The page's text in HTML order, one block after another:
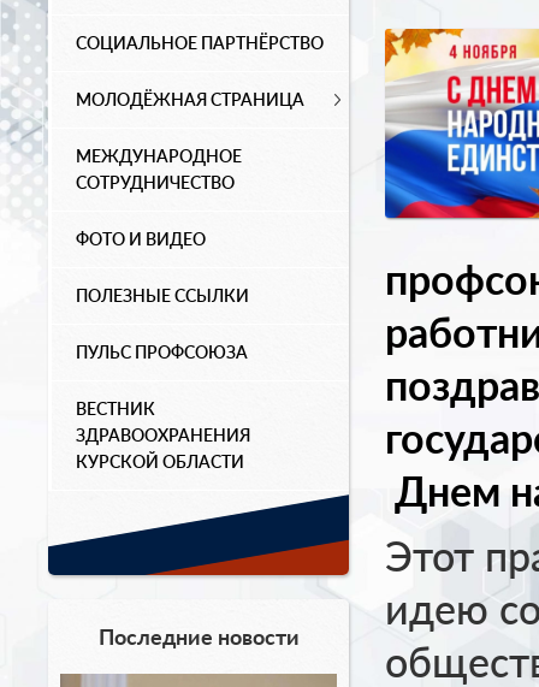
СОЦИАЛЬНОЕ ПАРТНЁРСТВО
МОЛОДЁЖНАЯ СТРАНИЦА
МЕЖДУНАРОДНОЕ
СОТРУДНИЧЕСТВО
ФОТО И ВИДЕО
ПОЛЕЗНЫЕ ССЫЛКИ
ПУЛЬС ПРОФСОЮЗА
ВЕСТНИК
ЗДРАВООХРАНЕНИЯ
КУРСКОЙ ОБЛАСТИ
Последние новости
Днем
Этот
идею